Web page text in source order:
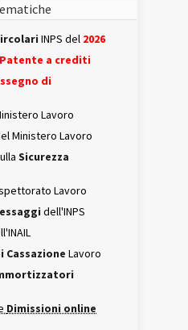
INPS del 2026
Patente a crediti
di
Lavoro
Ministero Lavoro
Sicurezza
Lavoro
dell'INPS
Cassazione Lavoro
Dimissioni online